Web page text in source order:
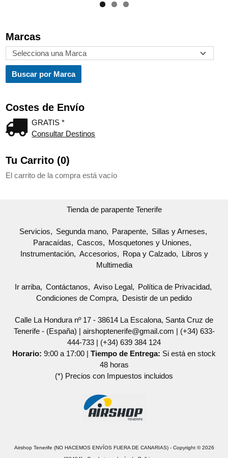
Marcas
Costes de Envío
GRATIS *
Consultar Destinos
Tu Carrito (0)
El carrito de la compra está vacío
Tienda de parapente Tenerife
Servicios Segunda mano Parapente
Sillas y Arneses
Paracaídas
Cascos
Mosquetones y Uniones
Instrumentación
Accesorios Ropa y Calzado
Libros y
Multimedia
Ir arriba Contáctanos Aviso Legal
Política de Privacidad
Condiciones de Compra
Desistir de un pedido
Calle La Hondura nº 17 - 38614 La Escalona, Santa Cruz de
Tenerife - (España) | airshoptenerife@gmail.com | (+34) 633-
444-733 | (+34) 639 384 124
Horario: 9:00 a 17:00 | Tiempo de Entrega: Si está en stock
48 horas
(*) Precios con Impuestos incluidos
Airshop Tenerife (NO HACEMOS ENVÍOS FUERA DE CANARIAS)- Copyright © 2026